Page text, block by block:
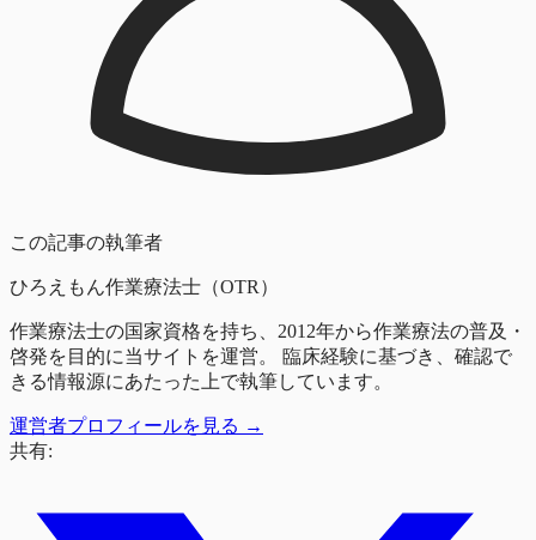
この記事の執筆者
ひろえもん作業療法士（OTR）
作業療法士の国家資格を持ち、2012年から作業療法の普及・
啓発を目的に当サイトを運営。 臨床経験に基づき、確認で
きる情報源にあたった上で執筆しています。
運営者プロフィールを見る →
共有: